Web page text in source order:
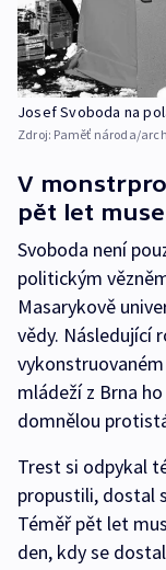
Josef Svoboda na
Zdroj: Paměť národa/
V
pět let
Svoboda není
politickým
Masarykově
vědy. Následující
mládeží z Brna
domnělou
Trest si odpykal
propustili, dostal
Téměř pět let
den, kdy se